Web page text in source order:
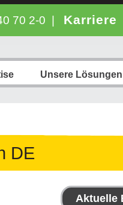
70 2-0 Karriere
Unsere Lösungen
DE
Aktuelle